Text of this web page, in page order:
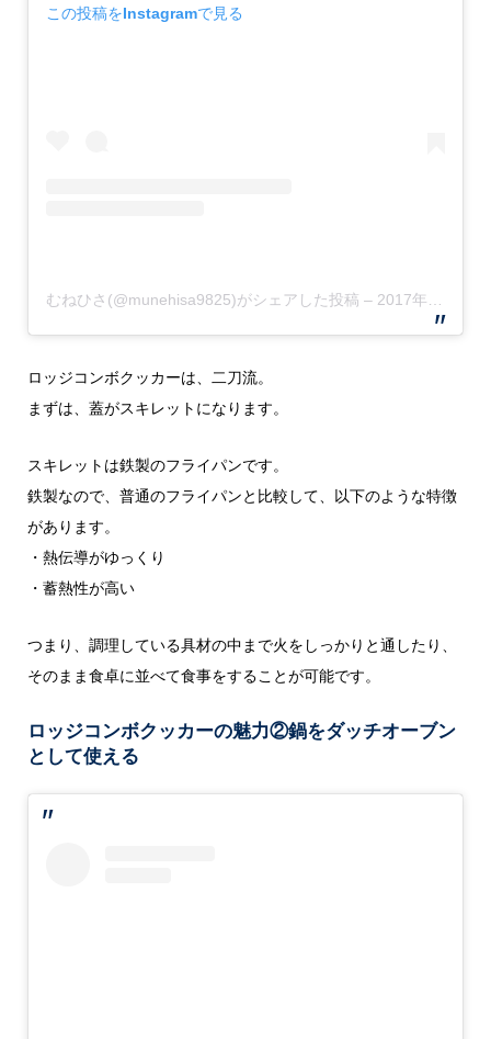
この投稿をInstagramで見る
むねひさ(@munehisa9825)がシェアした投稿 – 2017年12月月30日午前12時30分PST
ロッジコンボクッカーは、二刀流。
まずは、蓋がスキレットになります。
スキレットは鉄製のフライパンです。
鉄製なので、普通のフライパンと比較して、以下のような特徴
があります。
・熱伝導がゆっくり
・蓄熱性が高い
つまり、調理している具材の中まで火をしっかりと通したり、
そのまま食卓に並べて食事をすることが可能です。
ロッジコンボクッカーの魅力②鍋をダッチオーブン
として使える